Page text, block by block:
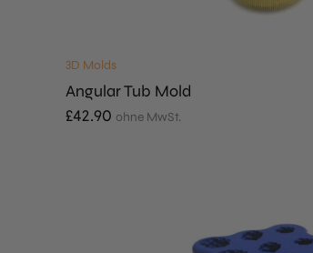
3D Molds
Angular Tub Mold
£42.90 ohne MwSt.